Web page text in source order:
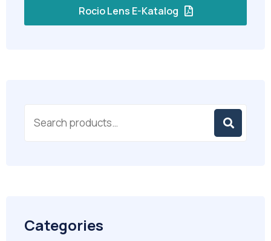
Rocio Lens E-Katalog
Categories